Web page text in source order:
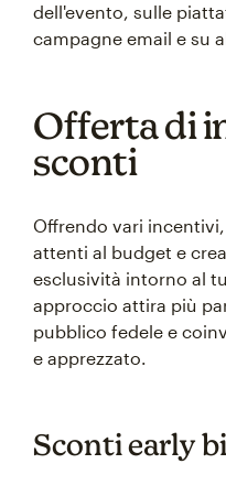
dell'evento, sulle
campagne email e su
Offerta di
sconti
Offrendo vari
attenti al budget e
esclusività intorno al
approccio attira più
pubblico fedele e
e apprezzato.
Sconti early